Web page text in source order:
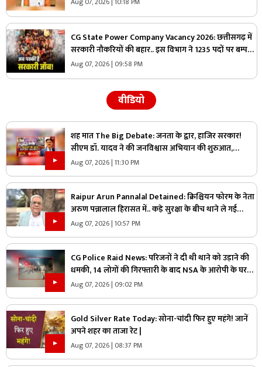
CG State Power Company Vacancy 2026: छत्तीसगढ़ में
सरकारी नौकरियों की बहार.. इस विभाग ने 1235 पदों पर बम्पर
भर्ती, डाटा एंट्री ऑपरेटर के ही 400 पद
Aug 07, 2026 | 09:58 PM
वीडियो
शह मात The Big Debate: जनता के द्वार, हाजिर सरकार!
सीएम डॉ. यादव ने की जनविश्वास अभियान की शुरुआत,
जनविश्वास मुहीम से क्या मजबूत होगी जमीनी पकड़
Aug 07, 2026 | 11:30 PM
Raipur Arun Pannalal Detained: क्रिश्चियन फोरम के नेता
अरुण पन्नालाल हिरासत में.. कड़े सुरक्षा के बीच थाने ले गई
पुलिस, जानें क्या है आरोप
Aug 07, 2026 | 10:57 PM
CG Police Raid News: परिजनों ने दी थी थाने को उड़ाने की
धमकी, 14 लोगों की गिरफ्तारी के बाद NSA के आरोपी के घर
पुलिस ने मारा छापा, जांच में मिली ये चौंकाने वाली चीज
Aug 07, 2026 | 09:02 PM
Gold Silver Rate Today: सोना-चांदी फिर हुए महंगे! जानें
अपने शहर का ताजा रेट |
Aug 07, 2026 | 08:37 PM